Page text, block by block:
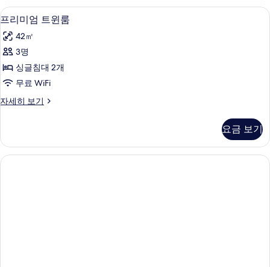
세
히
기
프
리
미
엄
트
룸
진
모
고급 침구, 오리/거위털 이불, 미니바,
4
프리미엄 트윈룸
42㎡
3명
싱글침대 2개
무료 WiFi
자세히 보기
프
트
윈
룸
요금 보기